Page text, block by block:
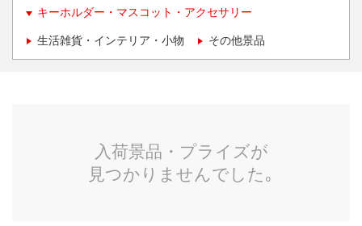
キーホルダー・マスコット・アクセサリー
生活雑貨・インテリア・小物 その他景品